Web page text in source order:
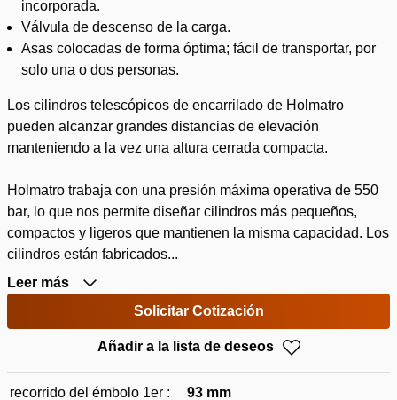
incorporada.
Válvula de descenso de la carga.
Asas colocadas de forma óptima; fácil de transportar, por
solo una o dos personas.
Los cilindros telescópicos de encarrilado de Holmatro
pueden alcanzar grandes distancias de elevación
manteniendo a la vez una altura cerrada compacta.
Holmatro trabaja con una presión máxima operativa de 550
bar, lo que nos permite diseñar cilindros más pequeños,
compactos y ligeros que mantienen la misma capacidad. Los
cilindros están fabricados...
Leer más
Solicitar Cotización
Añadir a la lista de deseos
recorrido del émbolo 1er :
93 mm